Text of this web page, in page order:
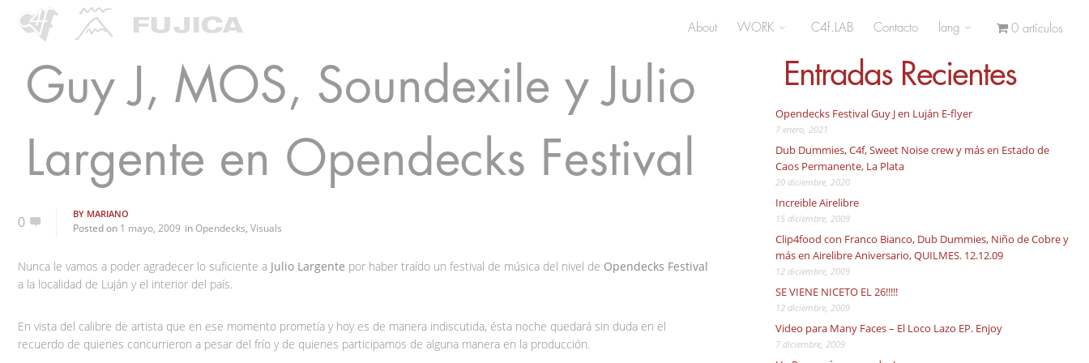
About WORK C4f.LAB Contacto lang 0 artículos
Guy J, MOS, Soundexile y Julio
Largente en Opendecks Festival
0 BY MARIANO
Posted on 1 mayo, 2009 inOpendecks, Visuals
Nunca le vamos a poder agradecer lo suficiente a Julio Largente por haber traído un festival de música del nivel de Opendecks Festival
a la localidad de Luján y el interior del país.
En vista del calibre de artista que en ese momento prometía y hoy es de manera indiscutida, ésta noche quedará sin duda en el
recuerdo de quienes concurrieron a pesar del frío y de quienes participamos de alguna manera en la producción.
Entradas Recientes
Opendecks Festival Guy J en Luján E-flyer
7 enero, 2021
Dub Dummies, C4f, Sweet Noise crew y más en Estado de
Caos Permanente, La Plata
20 diciembre, 2020
Increible Airelibre
15 diciembre, 2009
Clip4food con Franco Bianco, Dub Dummies, Niño de Cobre y
más en Airelibre Aniversario, QUILMES. 12.12.09
12 diciembre, 2009
SE VIENE NICETO EL 26!!!!!
12 diciembre, 2009
Video para Many Faces – El Loco Lazo EP. Enjoy
7 diciembre, 2009